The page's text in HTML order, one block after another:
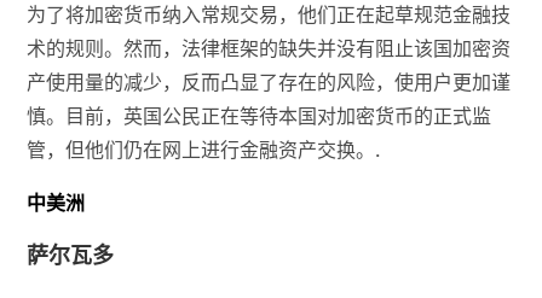
为了将加密货币纳入常规交易，他们正在起草规范金融技
术的规则。然而，法律框架的缺失并没有阻止该国加密资
产使用量的减少，反而凸显了存在的风险，使用户更加谨
慎。目前，英国公民正在等待本国对加密货币的正式监
管，但他们仍在网上进行金融资产交换。.
中美洲
萨尔瓦多